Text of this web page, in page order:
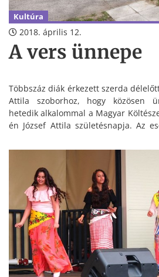
Kultúra
2018. április 12.
A vers ünnepe
Többszáz diák érkezett szerda
Attila szoborhoz, hogy közösen
hetedik alkalommal a Magyar
én József Attila születésnapja. Az